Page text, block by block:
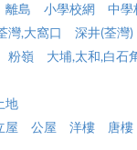
離島 小學校網 中學
灣,大窩口 深井(荃灣)
粉嶺 大埔,太和,白石
地
屋 公屋 洋樓 唐樓